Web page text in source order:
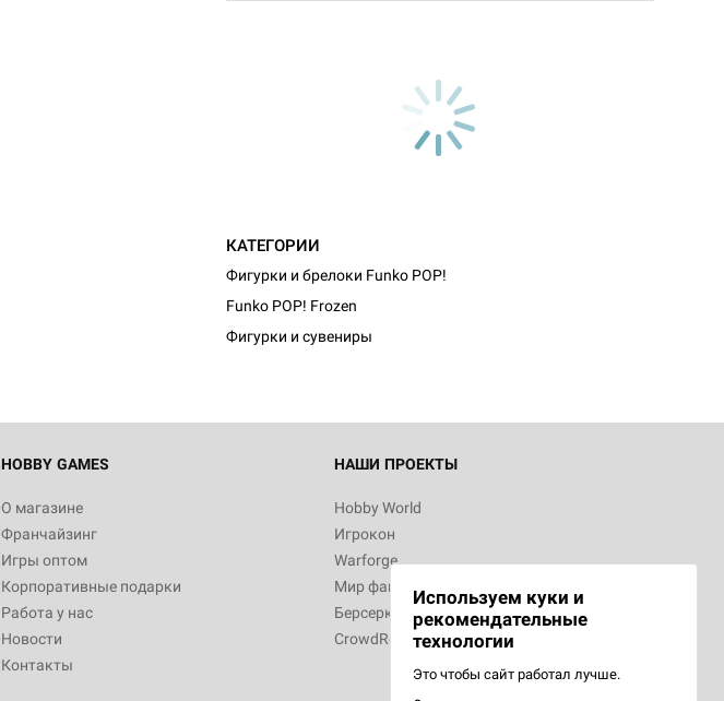
КАТЕГОРИИ
Фигурки и брелоки Funko POP!
Funko POP! Frozen
Фигурки и сувениры
HOBBY GAMES
О магазине
Франчайзинг
Игры оптом
Корпоративные подарки
Работа у нас
Новости
Контакты
НАШИ ПРОЕКТЫ
Hobby World
Игрокон
Warforge
Мир фантастики
Берсерк
CrowdRepublic
Используем куки и
рекомендательные
технологии
Это чтобы сайт работал лучше.
Настольная игра Hobby World Журнал
"Мир фантастики. Спецвыпуск: Братья
империи: Боевая тревога
799
Настольная игра Hobby World Сумерки
империи. Четвёртая редакция: Грозовой
Рубеж
12 990